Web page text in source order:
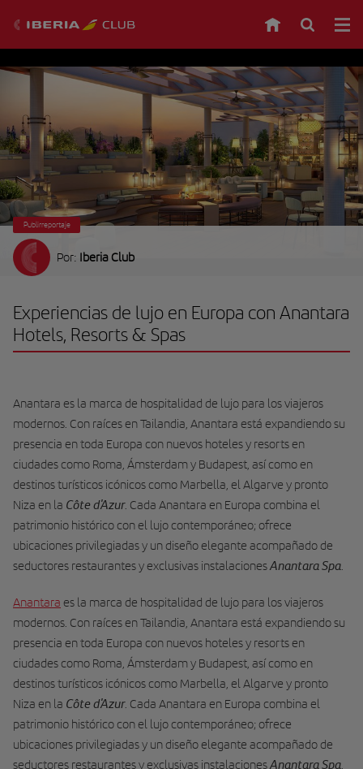
Publirreportaje
Por: Iberia Club
Experiencias de lujo en Europa con Anantara
Hotels, Resorts & Spas
Anantara es la marca de hospitalidad de lujo para los viajeros
modernos. Con raíces en Tailandia, Anantara está expandiendo su
presencia en toda Europa con nuevos hoteles y resorts en
ciudades como Roma, Ámsterdam y Budapest, así como en
destinos turísticos icónicos como Marbella, el Algarve y pronto
Niza en la Côte d'Azur. Cada Anantara en Europa combina el
patrimonio histórico con el lujo contemporáneo; ofrece
ubicaciones privilegiadas y un diseño elegante acompañado de
seductores restaurantes y exclusivas instalacionesAnantara Spa
Anantara es la marca de hospitalidad de lujo para los viajeros
modernos. Con raíces en Tailandia, Anantara está expandiendo su
presencia en toda Europa con nuevos hoteles y resorts en
ciudades como Roma, Ámsterdam y Budapest, así como en
destinos turísticos icónicos como Marbella, el Algarve y pronto
Niza en la Côte d'Azur. Cada Anantara en Europa combina el
patrimonio histórico con el lujo contemporáneo; ofrece
ubicaciones privilegiadas y un diseño elegante acompañado de
seductores restaurantes y exclusivas instalacionesAnantara Spa